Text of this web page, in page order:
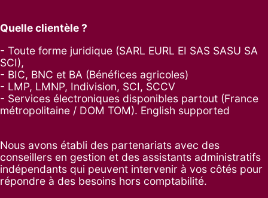
Quelle clientèle ?
- Toute forme juridique (SARL EURL EI SAS SASU SA
SCI),
- BIC, BNC et BA (Bénéfices agricoles)
- LMP, LMNP, Indivision, SCI, SCCV
- Services électroniques disponibles partout (France
métropolitaine / DOM TOM). English supported
Nous avons établi des partenariats avec des
conseillers en gestion et des assistants administratifs
indépendants qui peuvent intervenir à vos côtés pour
répondre à des besoins hors comptabilité.